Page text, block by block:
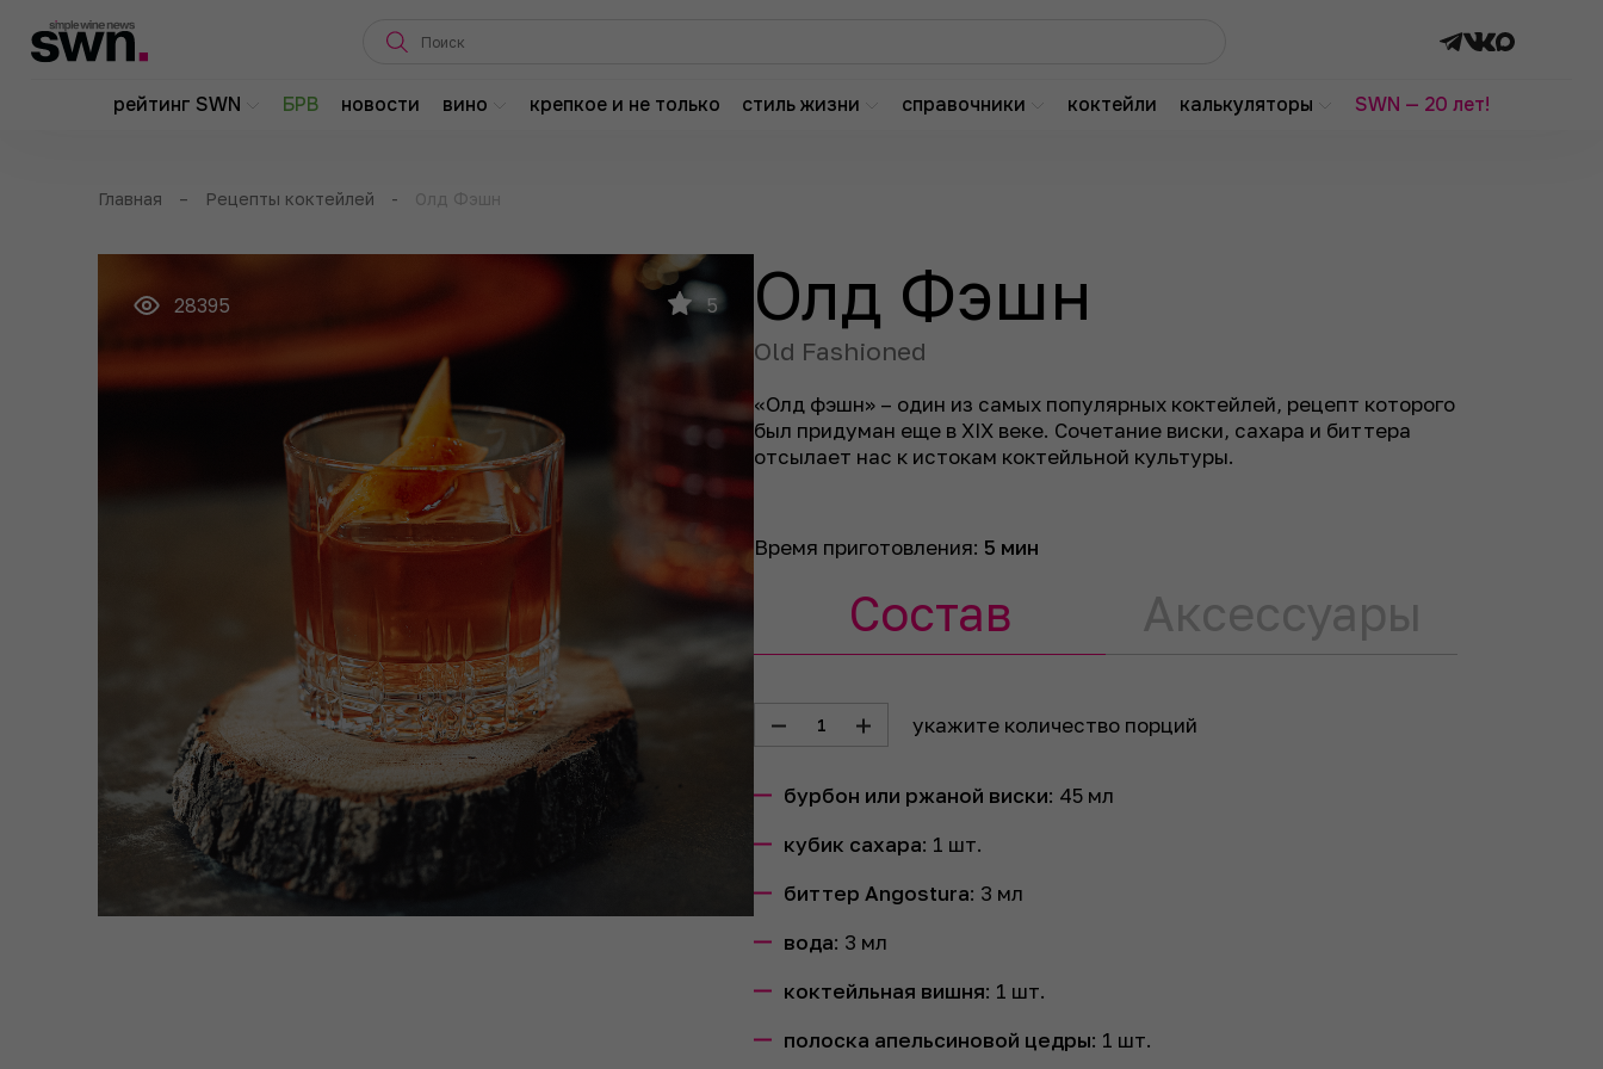
рейтинг SWN БРВ новости вино крепкое и не только стиль жизни справочники коктейли калькуляторы SWN — 20 лет!
Главная – Рецепты коктейлей - Олд Фэшн
28395 5 Олд Фэшн
Old Fashioned
«Олд фэшн» – один из самых популярных коктейлей, рецепт которого
был придуман еще в XIX веке. Сочетание виски, сахара и биттера
отсылает нас к истокам коктейльной культуры.
Время приготовления: 5 мин
Состав Аксессуары
1 укажите количество порций
бурбон или ржаной виски: 45 мл
кубик сахара: 1 шт.
биттер Angostura: 3 мл
вода: 3 мл
коктейльная вишня: 1 шт.
полоска апельсиновой цедры: 1 шт.